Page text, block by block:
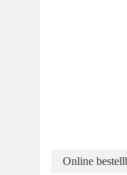
Online